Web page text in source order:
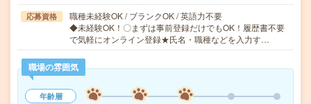
応募資格
職種未経験OK / ブランクOK / 英語力不要
◆未経験OK！〇まずは事前登録だけでもOK！履歴書不要
で気軽にオンライン登録★氏名・職種などを入力す…
職場の雰囲気
年齢層